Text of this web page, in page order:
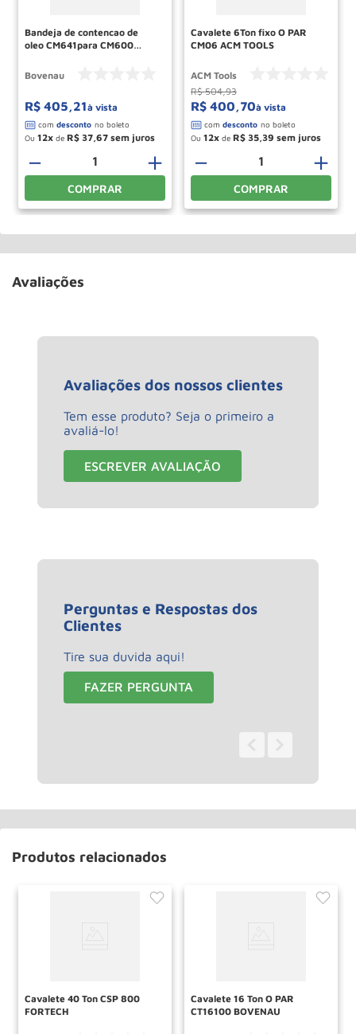
Bandeja de contencao de
oleo CM641para CM600
Bovenau
R$ 405,21à vista
Ou 12 de R$ 37 67
＋
－
COMPRAR
Cavalete 6Ton fixo O PAR
CM06 ACM TOOLS
ACM Tools
R$ 504,93
R$ 400,70à vista
Ou 12 de R$ 35 39
＋
－
COMPRAR
Avaliações
Avaliações dos nossos clientes
Tem esse produto? Seja o primeiro a
avaliá-lo!
ESCREVER AVALIAÇÃO
Perguntas e Respostas dos
Clientes
Tire sua duvida aqui!
FAZER PERGUNTA
Produtos relacionados
Cavalete 40 Ton CSP 800
FORTECH
Cavalete 16 Ton O PAR
CT16100 BOVENAU